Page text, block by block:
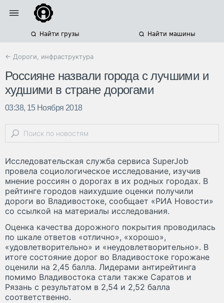
Найти грузы Найти машины
← Дороги, инфраструктура
Россияне назвали города с лучшими и
худшими в стране дорогами
03:38, 15 Ноября 2018
Исследовательская служба сервиса SuperJob
провела социологическое исследование, изучив
мнение россиян о дорогах в их родных городах. В
рейтинге городов наихудшие оценки получили
дороги во Владивостоке, сообщает «РИА Новости»
со ссылкой на материалы исследования.
Оценка качества дорожного покрытия проводилась
по шкале ответов «отлично», «хорошо»,
«удовлетворительно» и «неудовлетворительно». В
итоге состояние дорог во Владивостоке горожане
оценили на 2,45 балла. Лидерами антирейтинга
помимо Владивостока стали также Саратов и
Рязань с результатом в 2,54 и 2,52 балла
соответственно.